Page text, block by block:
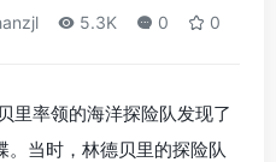
5.3K 0 0
里率领的海洋探险队发现了
。当时，林德贝里的探险队